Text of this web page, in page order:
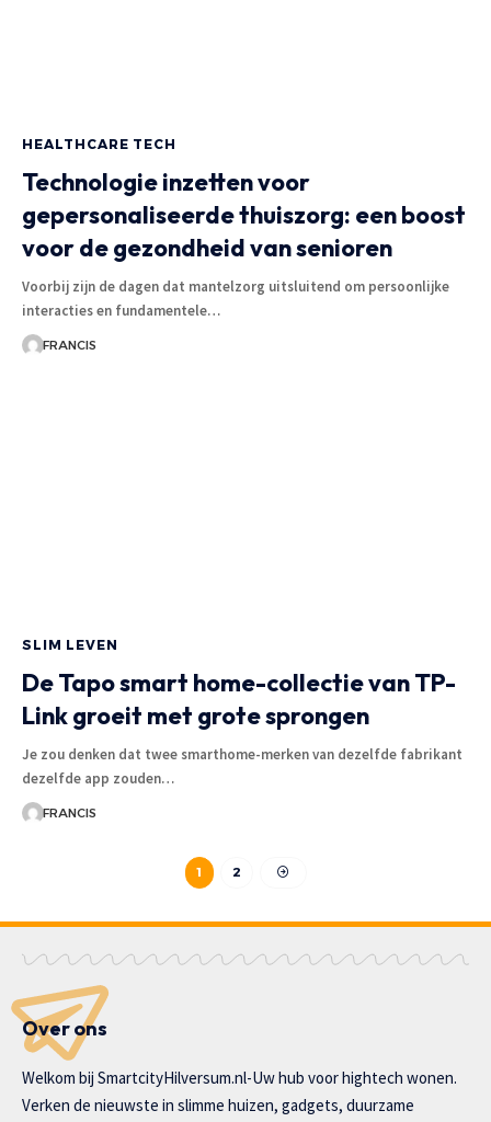
HEALTHCARE TECH
Technologie inzetten voor
gepersonaliseerde thuiszorg: een boost
voor de gezondheid van senioren
Voorbij zijn de dagen dat mantelzorg uitsluitend om persoonlijke
interacties en fundamentele…
FRANCIS
SLIM LEVEN
De Tapo smart home-collectie van TP-
Link groeit met grote sprongen
Je zou denken dat twee smarthome-merken van dezelfde fabrikant
dezelfde app zouden…
FRANCIS
1 2
Over ons
Welkom bij SmartcityHilversum.nl-Uw hub voor hightech wonen.
Verken de nieuwste in slimme huizen, gadgets, duurzame